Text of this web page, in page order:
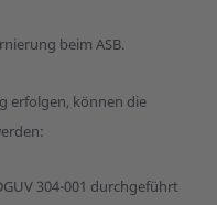
beim ASB.
erfolgen, können die
304-001 durchgeführt